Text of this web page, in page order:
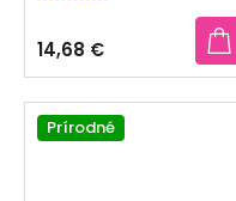
14,68 €
Prírodné